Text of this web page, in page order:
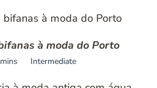
à moda do Porto
Intermediate